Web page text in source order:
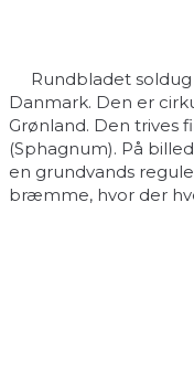
Rundbladet soldug
Danmark. Den er
Grønland. Den trives
(Sphagnum). På
en grundvands
bræmme, hvor der